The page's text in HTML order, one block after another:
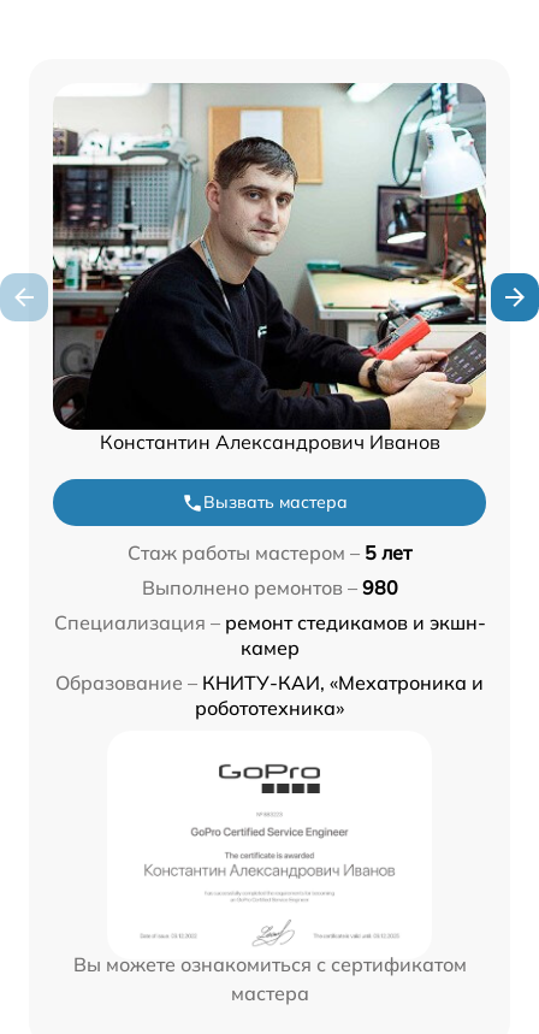
Константин Александрович Иванов
Вызвать мастера
Стаж работы мастером – 5 лет
Выполнено ремонтов – 980
Специализация – ремонт стедикамов и экшн-
камер
Образование – КНИТУ-КАИ, «Мехатроника и
робототехника»
Вы можете ознакомиться с сертификатом
мастера